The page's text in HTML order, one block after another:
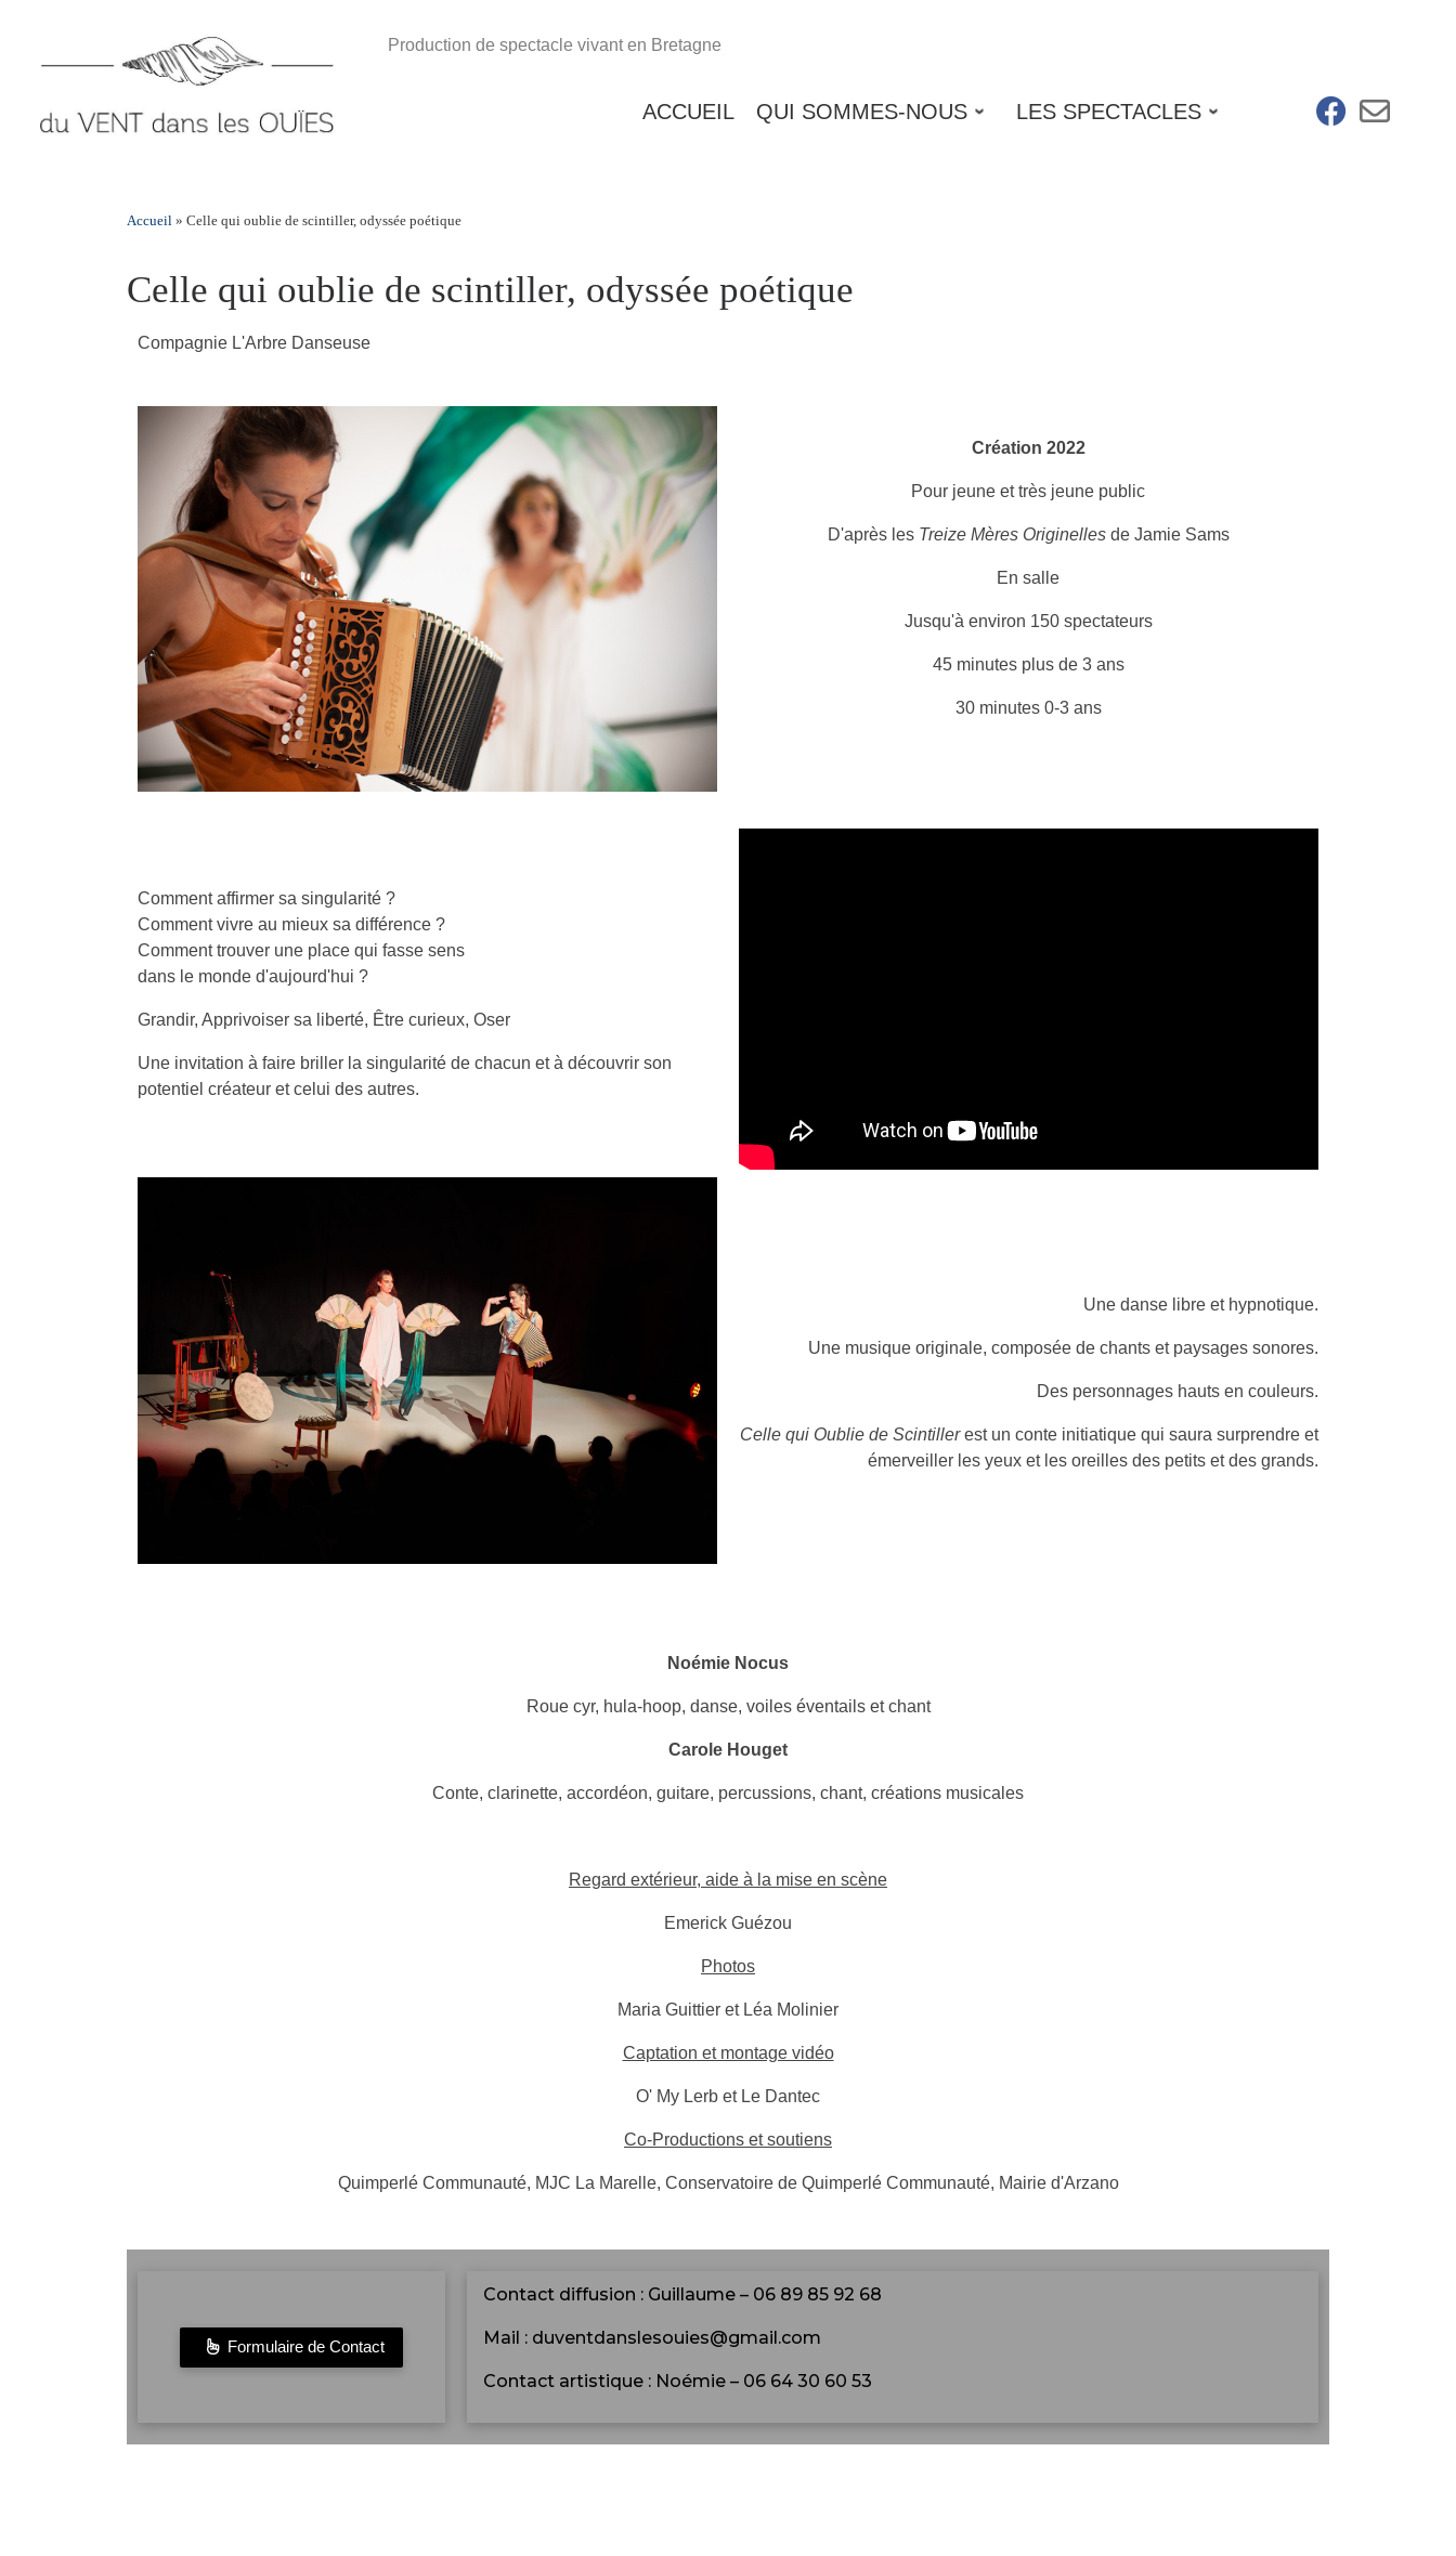
Production de spectacle vivant en Bretagne
ACCUEIL QUI SOMMES-NOUS LES SPECTACLES fab fa-far fa-
Accueil » Celle qui oublie de scintiller, odyssée poétique
Celle qui oublie de scintiller, odyssée poétique
Compagnie L'Arbre Danseuse
Création 2022
Pour jeune et très jeune public
D'après les Treize Mères Originellesde Jamie Sams
En salle
Jusqu'à environ 150 spectateurs
45 minutes plus de 3 ans
30 minutes 0-3 ans
Comment affirmer sa singularité ?
Comment vivre au mieux sa différence ?
Comment trouver une place qui fasse sens
dans le monde d'aujourd'hui ?
Grandir, Apprivoiser sa liberté, Être curieux, Oser
Une invitation à faire briller la singularité de chacun et à découvrir son
potentiel créateur et celui des autres.
Une danse libre et hypnotique.
Une musique originale, composée de chants et paysages sonores.
Des personnages hauts en couleurs.
Celle qui Oublie de Scintillerest un conte initiatique qui saura surprendre et
émerveiller les yeux et les oreilles des petits et des grands.
Noémie Nocus
Roue cyr, hula-hoop, danse, voiles éventails et chant
Carole Houget
Conte, clarinette, accordéon, guitare, percussions, chant, créations musicales
Regard extérieur, aide à la mise en scène
Emerick Guézou
Photos
Maria Guittier et Léa Molinier
Captation et montage vidéo
O' My Lerb et Le Dantec
Co-Productions et soutiens
Quimperlé Communauté, MJC La Marelle, Conservatoire de Quimperlé Communauté, Mairie d'Arzano
Formulaire de Contact
Contact diffusion : Guillaume – 06 89 85 92 68
Mail : duventdanslesouies@gmail.com
Contact artistique : Noémie – 06 64 30 60 53